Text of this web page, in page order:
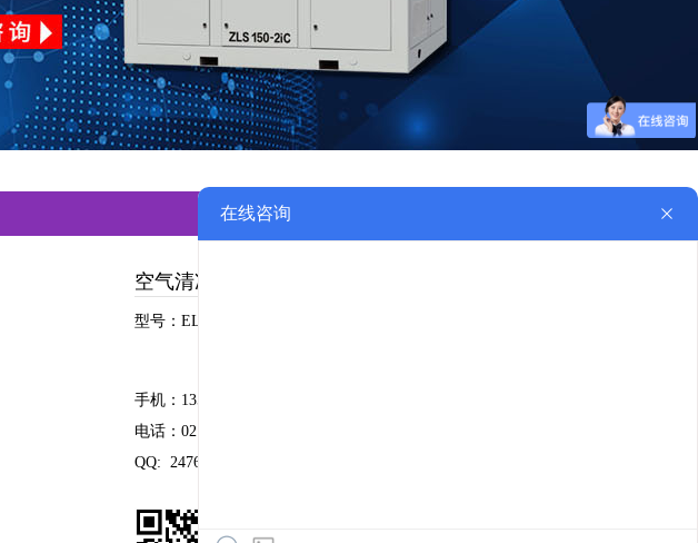
空气清净除水器
型号：EL200-HEL500
手机：13585747273（微信同号）
电话：021-5807-5318
QQ: 2476295040